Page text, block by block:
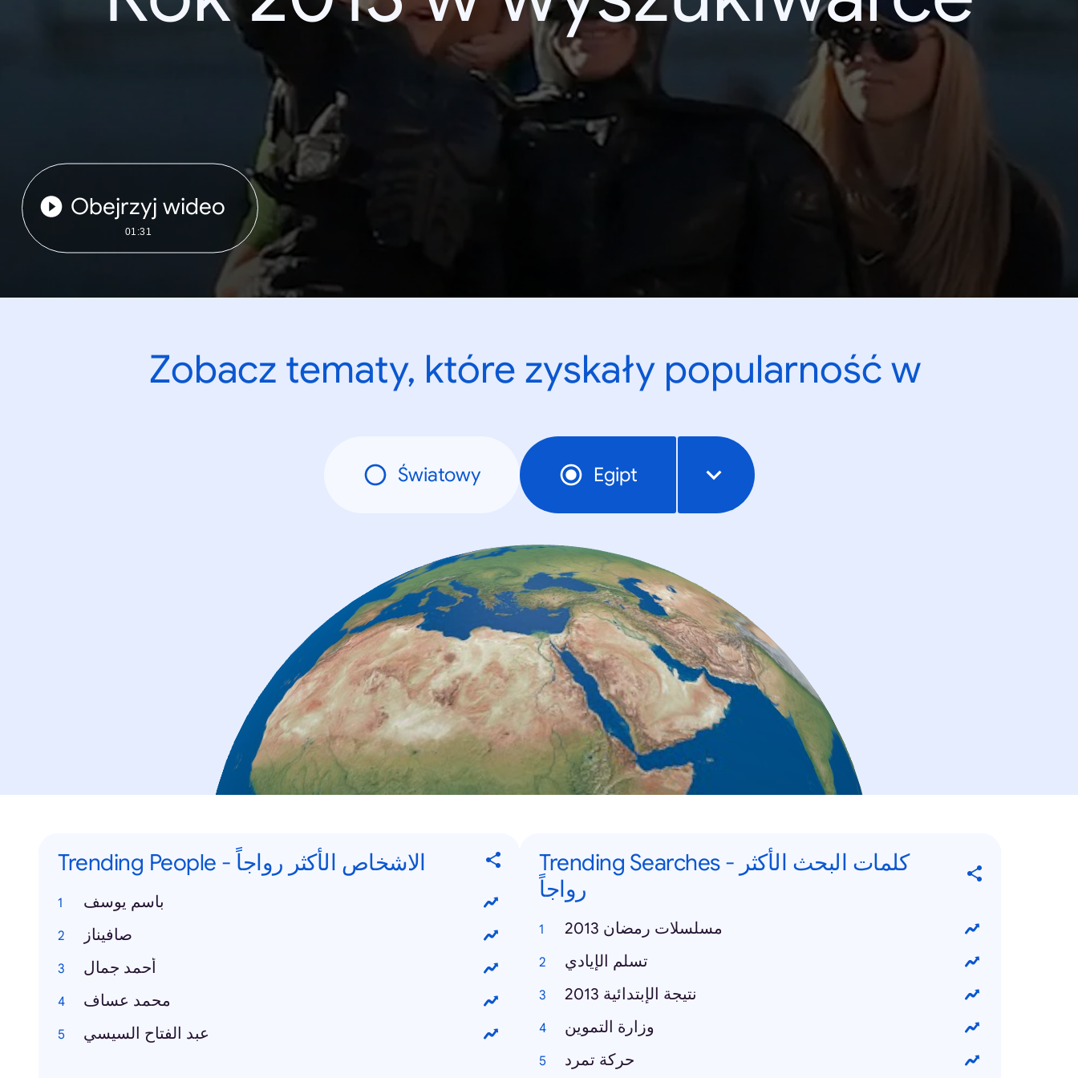
Obejrzyj wideo
01:31
Zobacz tematy, które zyskały popularność w
Światowy Egipt
Trending People - الاشخاص الأكثر رواجاً
باسم يوسف
صافيناز
أحمد جمال
محمد عساف
عبد الفتاح السيسي
Trending Searches - كلمات البحث الأكثر
رواجاً
مسلسلات رمضان 2013
تسلم الإيادي
نتيجة الإبتدائية 2013
وزارة التموين
حركة تمرد